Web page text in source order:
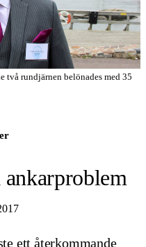
två rundjärnen belönades med 35
ett återkommande